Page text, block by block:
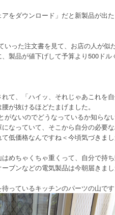
をダウンロード」だと新製品が出
った注文書を見て、お店の人が似
製品が値下げして予算より500ドル
て、「ハイッ、それじゃあこれを
が抜けるほどたまげました。
がないのでどうなっているか知ら
なっていて、そこから自分の必要
低価格なんですね＜今頃気づきまし
めちゃくちゃ重くって、自分で持
ブンなどの電気製品は今朝届きま
っているキッチンのパーツの山です